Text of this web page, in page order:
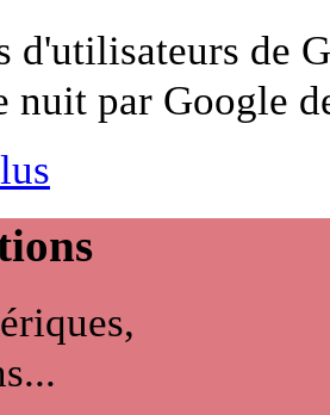
d'utilisateurs de
nuit par Google